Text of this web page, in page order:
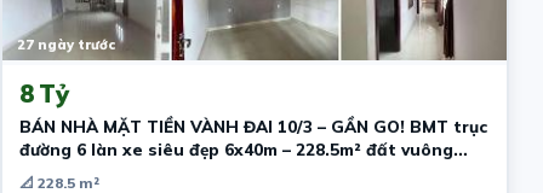
27 ngày trước
8 Tỷ
BÁN NHÀ MẶT TIỀN VÀNH ĐAI 10/3 – GẦN GO! BMT trục
đường 6 làn xe siêu đẹp 6x40m – 228.5m² đất vuông
hiếm Nhà sẵn 2PN
📐 228.5 m²